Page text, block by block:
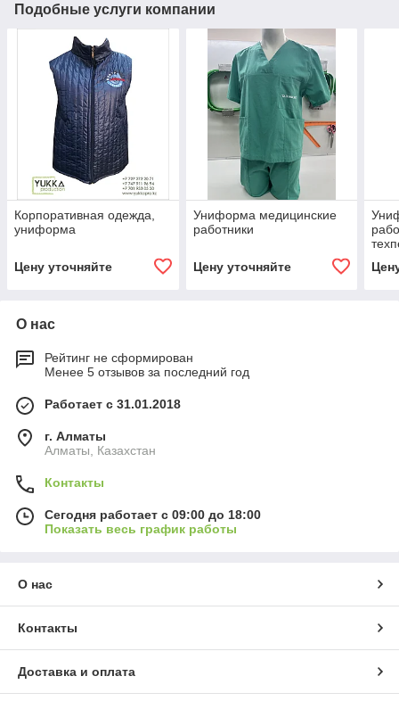
Подобные услуги компании
Корпоративная одежда,
униформа
Цену уточняйте
Униформа медицинские
работники
Цену уточняйте
О нас
Рейтинг не сформирован
Менее 5 отзывов за последний год
Работает с 31.01.2018
г. Алматы
Алматы, Казахстан
Контакты
Сегодня работает с 09:00 до 18:00
Показать весь график работы
О нас
Контакты
Доставка и оплата